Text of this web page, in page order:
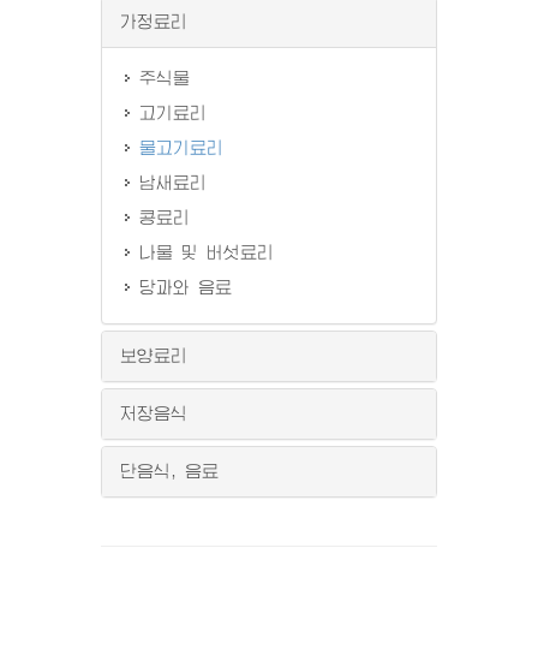
가정료리
주식물
고기료리
물고기료리
남새료리
콩료리
나물 및 버섯료리
당과와 음료
보양료리
저장음식
단음식, 음료